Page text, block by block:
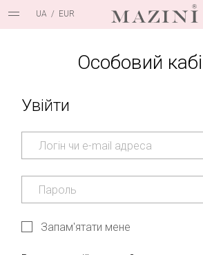
UA / EUR
Особовий
Увійти
Запам'ятати мене